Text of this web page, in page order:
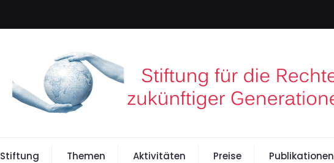
Stiftung Themen Aktivitäten Preise Publikationen